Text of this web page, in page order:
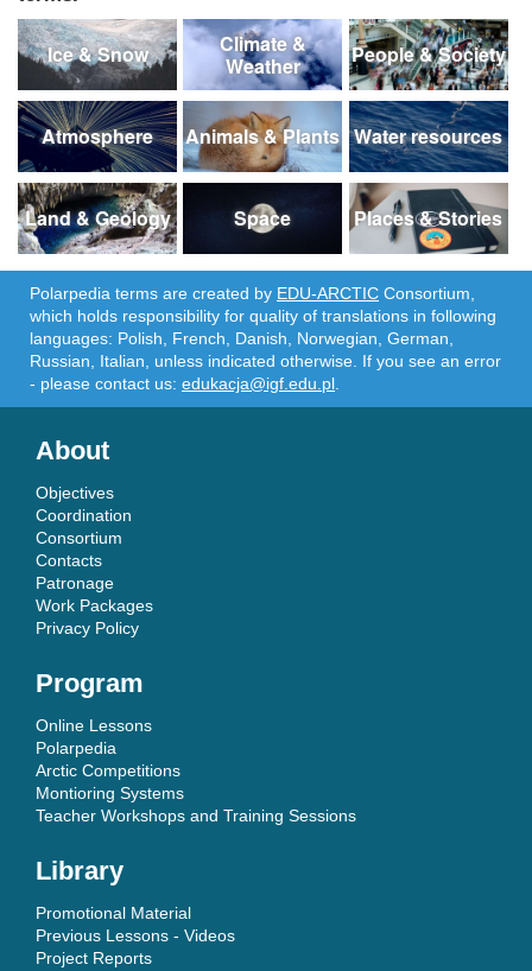
Ice & Snow
Climate &
Weather
People & Society
Atmosphere Animals & Plants Water resources
Land & Geology Space Places & Stories
Polarpedia terms are created by EDU-ARCTIC Consortium,
which holds responsibility for quality of translations in following
languages: Polish, French, Danish, Norwegian, German,
Russian, Italian, unless indicated otherwise. If you see an error
- please contact us: edukacja@igf.edu.pl
About
Objectives
Coordination
Consortium
Contacts
Patronage
Work Packages
Privacy Policy
Program
Online Lessons
Polarpedia
Arctic Competitions
Montioring Systems
Teacher Workshops and Training Sessions
Library
Promotional Material
Previous Lessons - Videos
Project Reports